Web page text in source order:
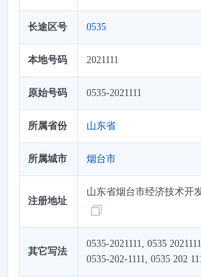
长途区号 0535
本地号码 2021111
原始号码 0535-2021111
所属省份 山东省
所属城市 烟台市
注册地址
山东省烟台市经济技术开
其它写法
0535-2021111, 0535
0535-202-1111, 0535 202